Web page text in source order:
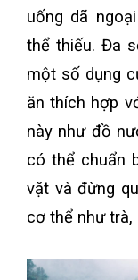
uống dã
thể thiếu. Đa
một số dụng
ăn thích hợp
này như đồ
có thể chuẩn
vặt và đừng
cơ thể như trà,